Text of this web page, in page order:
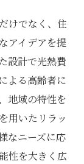
けでなく、住
アイデアを提
設計で光熱費
よる高齢者に
地域の特性を
用いたリラッ
なニーズに応
性を大きく広